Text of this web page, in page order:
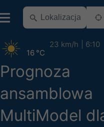
Prognoza
ansamblowa
MultiModel
16 °C
23 km/h 6:10